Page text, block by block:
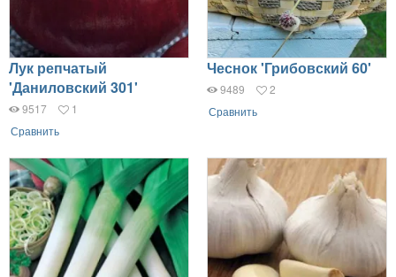
Лук репчатый
'Даниловский 301'
9517
1
Сравнить
Чеснок 'Грибовский 60'
9489
2
Сравнить